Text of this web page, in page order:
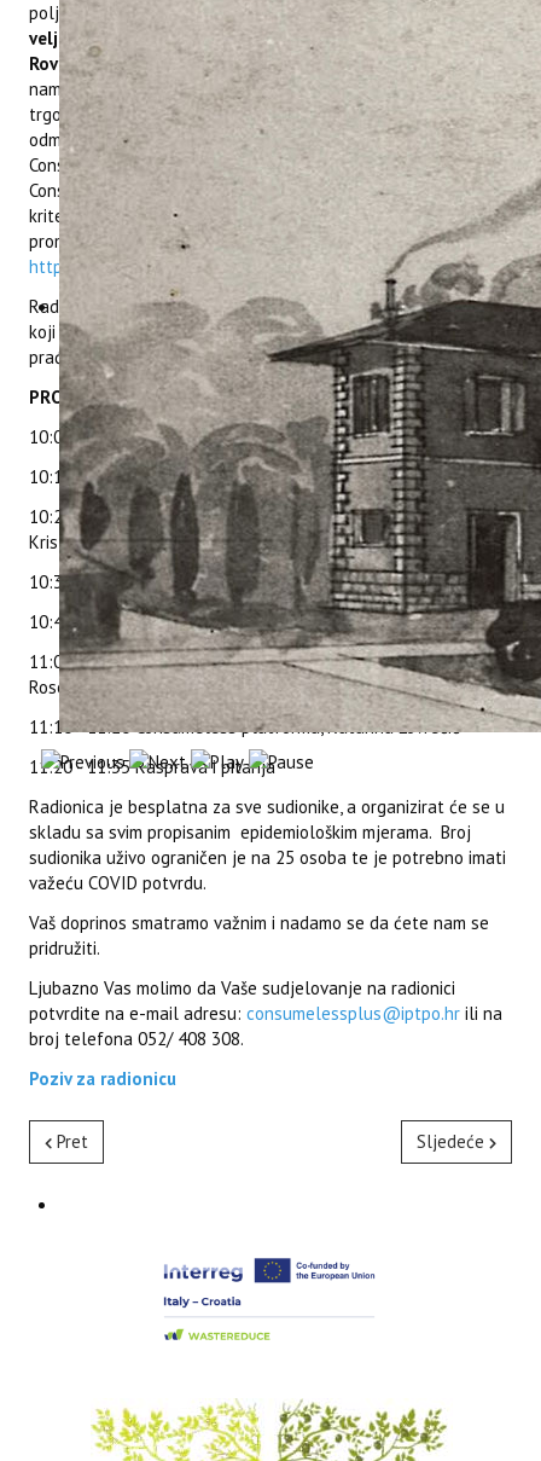
poljoprivredu i turizam i Grada Rovinja koja će se održati
veljače 2022. godine u Pučkom otvorenom učilištu Grada
Rovinja na adresi Trg Maršala Tita 12 . Radionice su
namijenjene smještajnim objektima, kafićima, restoranima,
trgovinama hranom i rukotvorinama, hotelima te
odmaralištima na plaži koji su zainteresirani saznati više o
ConsumelessMed oznaci i uključiti se u projekt radi dobivanja
ConsumelessMed oznake. Svi oni koji zadovolje određene
kriterije i steknu ConsumelessMed oznaku imaju pravo biti
promovirani na ConsumelessMed platformi:
https://www.consumelessmed.org
Radionica će se organizirati u hibridnom obliku, a svi dionici
koji se prijave dobit će putem maila poveznicu za online
praćenje radionice.
PROGRAM RADIONICE
10:00 - 10:15 Registracija sudionika
10:15 - 10:20 Pozdravni govor – predstavnik Grada Rovinja
10:20 - 10:30 Predstavljanje projekta ConsumelessPlus, dr. sc.
Kristina Brščić,
10:30 - 10:40 ConsumelessMed smjernice, Joelle Živolić
10:40 - 11:00 ConsumeLess model – kriteriji, Tina Šugar Korda
11:00 - 11:10 Consume-less kampanja podizanja svijesti,
Rosela Kružić
11:10 - 11:20 Consumeless platforma, Katarina Lovrečić
11:20 - 11:35 Rasprava i pitanja
Radionica je besplatna za sve sudionike, a organizirat će se u
skladu sa svim propisanim epidemiološkim mjerama. Broj
sudionika uživo ograničen je na 25 osoba te je potrebno imati
važeću COVID potvrdu.
Vaš doprinos smatramo važnim i nadamo se da ćete nam se
pridružiti.
Ljubazno Vas molimo da Vaše sudjelovanje na radionici
potvrdite na e-mail adresu: consumelessplus@iptpo.hr ili na
broj telefona 052/ 408 308.
Poziv za radionicu
Pret Sljedeće